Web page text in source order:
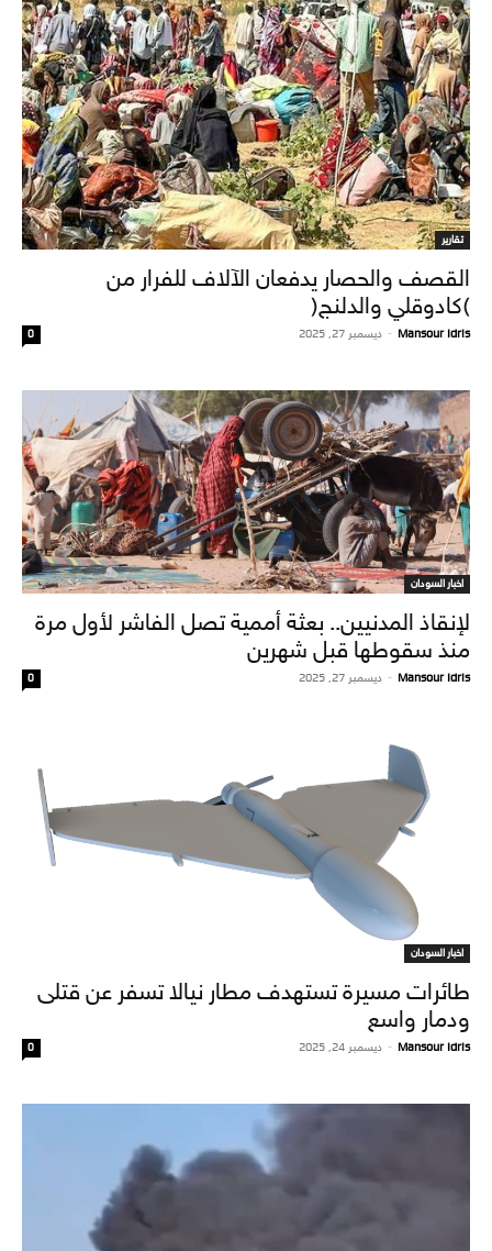
تقارير
القصف والحصار يدفعان الآلاف للفرار من
(كادوقلي والدلنج)
Mansour Idris
- ديسمبر 27, 2025 0
اخبار السودان
لإنقاذ المدنيين.. بعثة أممية تصل الفاشر لأول مرة
منذ سقوطها قبل شهرين
Mansour Idris
- ديسمبر 27, 2025 0
اخبار السودان
طائرات مسيرة تستهدف مطار نيالا تسفر عن قتلى
ودمار واسع
Mansour Idris
- ديسمبر 24, 2025 0